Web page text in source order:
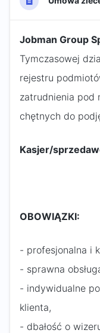
Jobman Group
Tymczasowej
rejestru
zatrudnienia pod
chętnych do
Kasjer/
OBOWIĄZKI:
- profesjonalna i
- sprawna
- indywidualne
klienta,
- dbałość o